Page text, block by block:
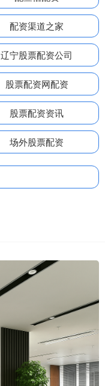
配资渠道之家
辽宁股票配资公司
股票配资网配资
股票配资资讯
场外股票配资